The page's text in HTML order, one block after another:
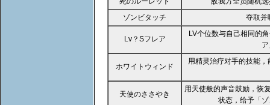
ゾンビタッチ
夺取并
Lv？Sフレア
LV个位数与自己相同的
ホワイトウィンド
用精灵治疗对手的技能
天使のささやき
用天使般的声音鼓励，恢
状态，给予「